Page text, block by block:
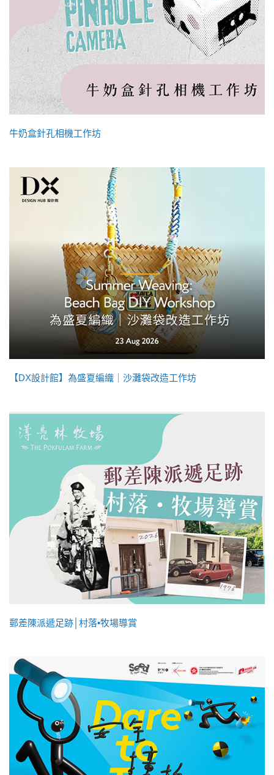
牛奶盒針孔相機工作坊
【DX設計館】為盛夏編織｜沙灘袋改造工作坊
郵差陳派遞足跡│村落•牧場導賞